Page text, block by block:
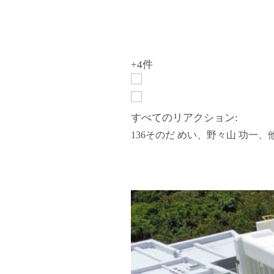
+4件
すべてのリアクション:
136そのだ めい、野々山 功一、